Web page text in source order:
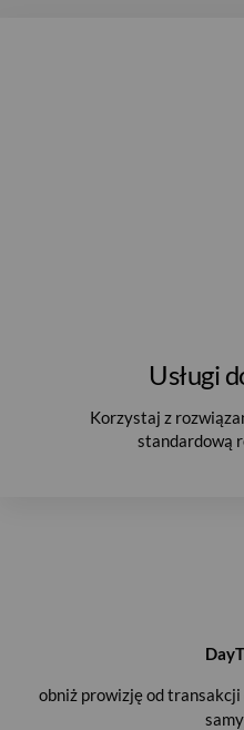
Usługi
Korzystaj z
standardową
obniż prowizję od